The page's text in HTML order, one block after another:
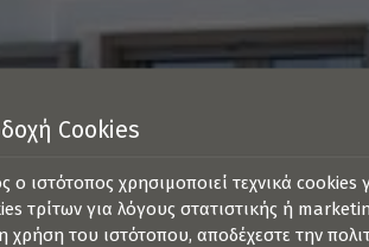
Cookies
ο ιστότοπος χρησιμοποιεί τεχνικά cookies
τρίτων για λόγους στατιστικής ή
χρήση του ιστότοπου, αποδέχεστε την